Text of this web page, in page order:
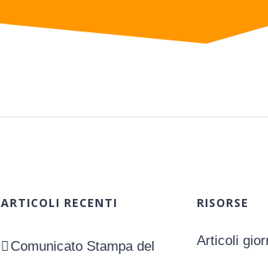
ARTICOLI RECENTI
Comunicato Stampa del
RISORSE
Articoli